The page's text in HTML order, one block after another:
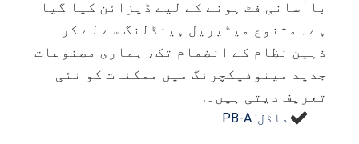
باآسانی فٹ ہونے کے لیے ڈیزائن کیا گیا
ہے۔ متنوع میٹیریل ہینڈلنگ سے لے کر
ذہین نظام کے انضمام تک، ہماری مصنوعات
جدید مینوفیکچرنگ میں ممکنات کو نئی
تعریف دیتی ہیں۔.
ماڈل: PB-A